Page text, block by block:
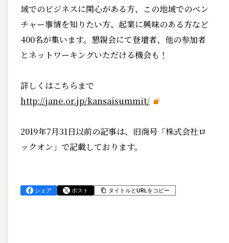
域でのビジネスに関心がある方、この地域でのベン
チャー事情を知りたい方、起業に興味のある方など
400名が集います。懇親会にて登壇者、他の参加者
とネットワーキングいただける機会も！
詳しくはこちらまで
http://jane.or.jp/kansaisummit/
2019年7月31日以前の記事は、旧商号「株式会社ロ
ックオン」で記載しております。
シェア ポスト タイトルとURLをコピー